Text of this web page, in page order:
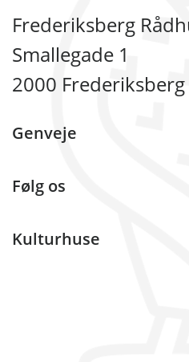
Frederiksberg
Smallegade 1
2000 Frederiksberg
Genveje
Følg os
Kulturhuse